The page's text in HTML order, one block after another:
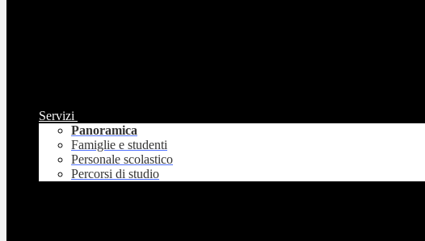
Servizi
Panoramica
Famiglie e studenti
Personale scolastico
Percorsi di studio